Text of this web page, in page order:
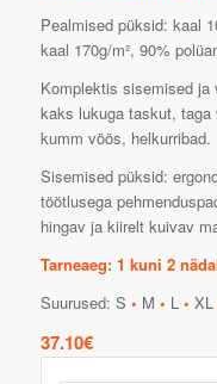
Pealmised püksid: kaal
kaal 170g/m², 90%
Komplektis sisemised
kaks lukuga taskut,
kumm vöös, helkurribad.
Sisemised püksid:
töötlusega
hingav ja kiirelt kuivav
Tarneaeg: 1 kuni 2
Suurused: S • M • L • XL
37.10€